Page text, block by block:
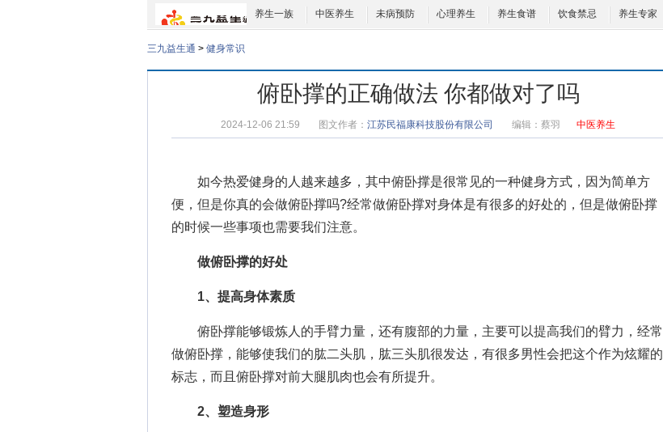
养生一族 中医养生 未病预防 心理养生 养生食谱 饮食禁忌 养生专家
三九益生通 > 健身常识
俯卧撑的正确做法 你都做对了吗
2024-12-06 21:59 图文作者： 江苏民福康科技股份有限公司 编辑： 蔡羽 中医养生
如今热爱健身的人越来越多，其中俯卧撑是很常见的一种健身方式，因为简单方
便，但是你真的会做俯卧撑吗?经常做俯卧撑对身体是有很多的好处的，但是做俯卧撑
的时候一些事项也需要我们注意。
做俯卧撑的好处
1、提高身体素质
俯卧撑能够锻炼人的手臂力量，还有腹部的力量，主要可以提高我们的臂力，经常
做俯卧撑，能够使我们的肱二头肌，肱三头肌很发达，有很多男性会把这个作为炫耀的
标志，而且俯卧撑对前大腿肌肉也会有所提升。
2、塑造身形